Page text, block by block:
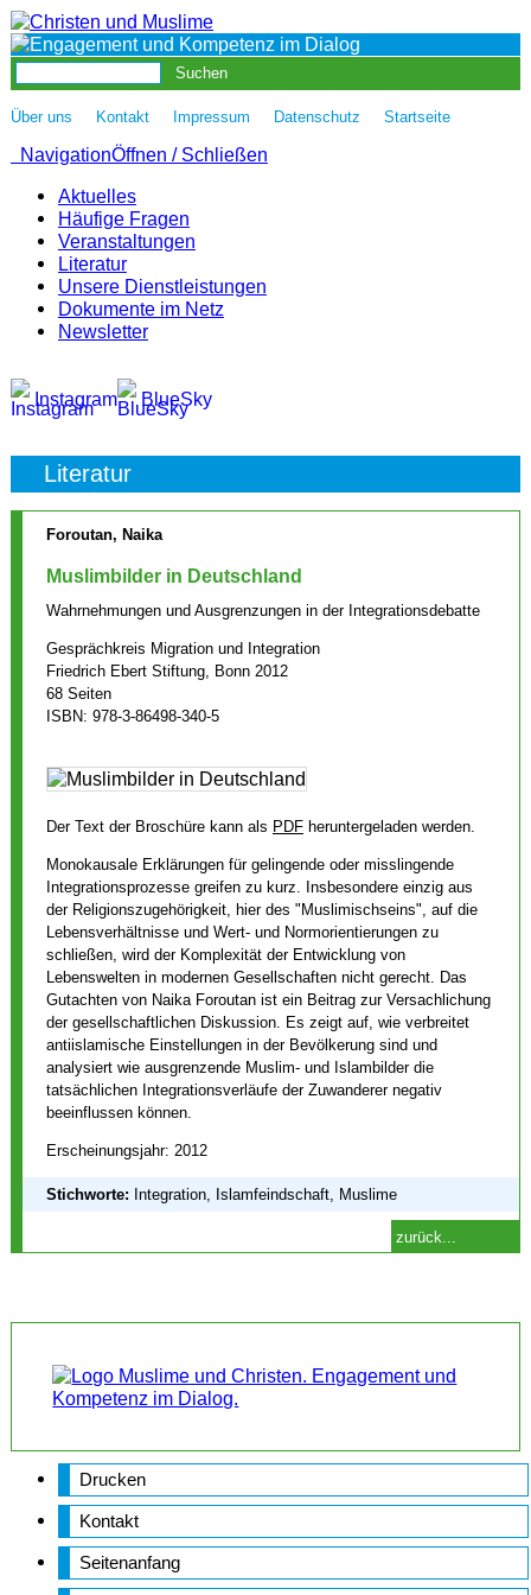
Über uns Kontakt| Impressum Datenschutz Startseite
NavigationÖffnen / Schließen
Aktuelles
Häufige Fragen
Veranstaltungen
Literatur
Unsere Dienstleistungen
Dokumente im Netz
Newsletter
Instagram BlueSky
Literatur
Foroutan, Naika
Muslimbilder in Deutschland
Wahrnehmungen und Ausgrenzungen in der Integrationsdebatte
Gesprächkreis Migration und Integration
Friedrich Ebert Stiftung, Bonn 2012
68 Seiten
ISBN: 978-3-86498-340-5
Der Text der Broschüre kann als PDFheruntergeladen werden.
Monokausale Erklärungen für gelingende oder misslingende
Integrationsprozesse greifen zu kurz. Insbesondere einzig aus
der Religionszugehörigkeit, hier des "Muslimischseins", auf die
Lebensverhältnisse und Wert- und Normorientierungen zu
schließen, wird der Komplexität der Entwicklung von
Lebenswelten in modernen Gesellschaften nicht gerecht. Das
Gutachten von Naika Foroutan ist ein Beitrag zur Versachlichung
der gesellschaftlichen Diskussion. Es zeigt auf, wie verbreitet
antiislamische Einstellungen in der Bevölkerung sind und
analysiert wie ausgrenzende Muslim- und Islambilder die
tatsächlichen Integrationsverläufe der Zuwanderer negativ
beeinflussen können.
Erscheinungsjahr: 2012
Stichworte: Integration, Islamfeindschaft, Muslime
zurück...
Drucken
Kontakt
Seitenanfang